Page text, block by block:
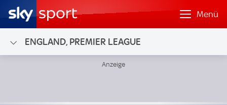
Menü
ENGLAND, PREMIER LEAGUE